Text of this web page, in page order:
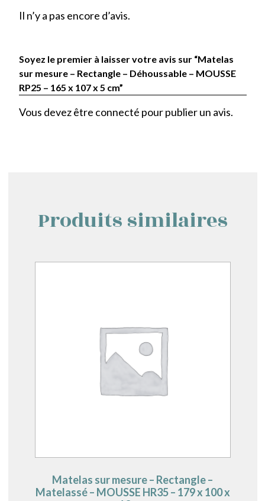
Il n’y a pas encore d’avis.
Soyez le premier à laisser votre avis sur “Matelas
sur mesure – Rectangle – Déhoussable – MOUSSE
RP25 – 165 x 107 x 5 cm”
Vous devez être connecté pour publier un avis.
Produits similaires
Matelas sur mesure – Rectangle –
Matelassé – MOUSSE HR35 – 179 x 100 x